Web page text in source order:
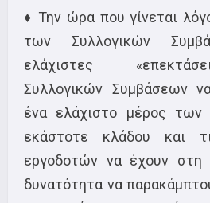
♦ Την ώρα που γίνεται
των Συλλογικών
ελάχιστες
Συλλογικών Συμβάσεων
ένα ελάχιστο μέρος των
εκάστοτε κλάδου και
εργοδοτών να έχουν
δυνατότητα να